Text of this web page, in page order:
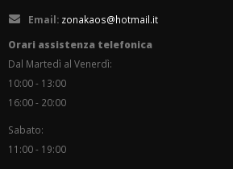
Email: zonakaos@hotmail.it
Orari assistenza telefonica
Dal Martedì al Venerdì:
10:00 - 13:00
16:00 - 20:00
Sabato:
11:00 - 19:00